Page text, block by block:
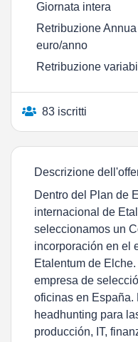
Giornata intera
Retribuzione
euro/anno
Retribuzione
83 iscritti
Descrizione
Dentro del Plan de
internacional de
seleccionamos un
incorporación en el
Etalentum de
empresa de
oficinas en España.
headhunting para
producción, IT,